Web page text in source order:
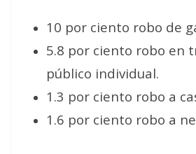
10 por ciento robo de
5.8 por ciento robo en
público individual.
1.3 por ciento robo a
1.6 por ciento robo a